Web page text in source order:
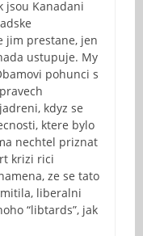
jsou Kanadani
jim prestane, jen
ustupuje. My
pohunci s
kdyz se
ktere bylo
nechtel priznat
krizi rici
ze se tato
liberalni
“libtards”, jak